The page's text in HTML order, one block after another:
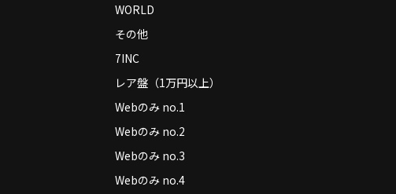
WORLD
その他
7INC
レア盤（1万円以上）
Webのみ no.1
Webのみ no.2
Webのみ no.3
Webのみ no.4